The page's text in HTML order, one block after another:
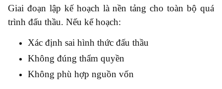
Giai đoạn lập kế hoạch là nền tảng cho toàn bộ quá
trình đấu thầu. Nếu kế hoạch:
Xác định sai hình thức đấu thầu
Không đúng thẩm quyền
Không phù hợp nguồn vốn